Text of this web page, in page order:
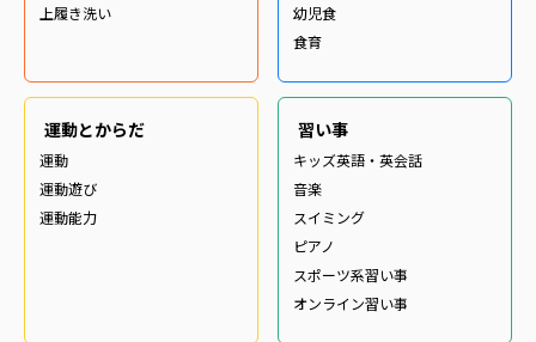
上履き洗い
幼児食
食育
運動とからだ
運動
運動遊び
運動能力
習い事
キッズ英語・英会話
音楽
スイミング
ピアノ
スポーツ系習い事
オンライン習い事